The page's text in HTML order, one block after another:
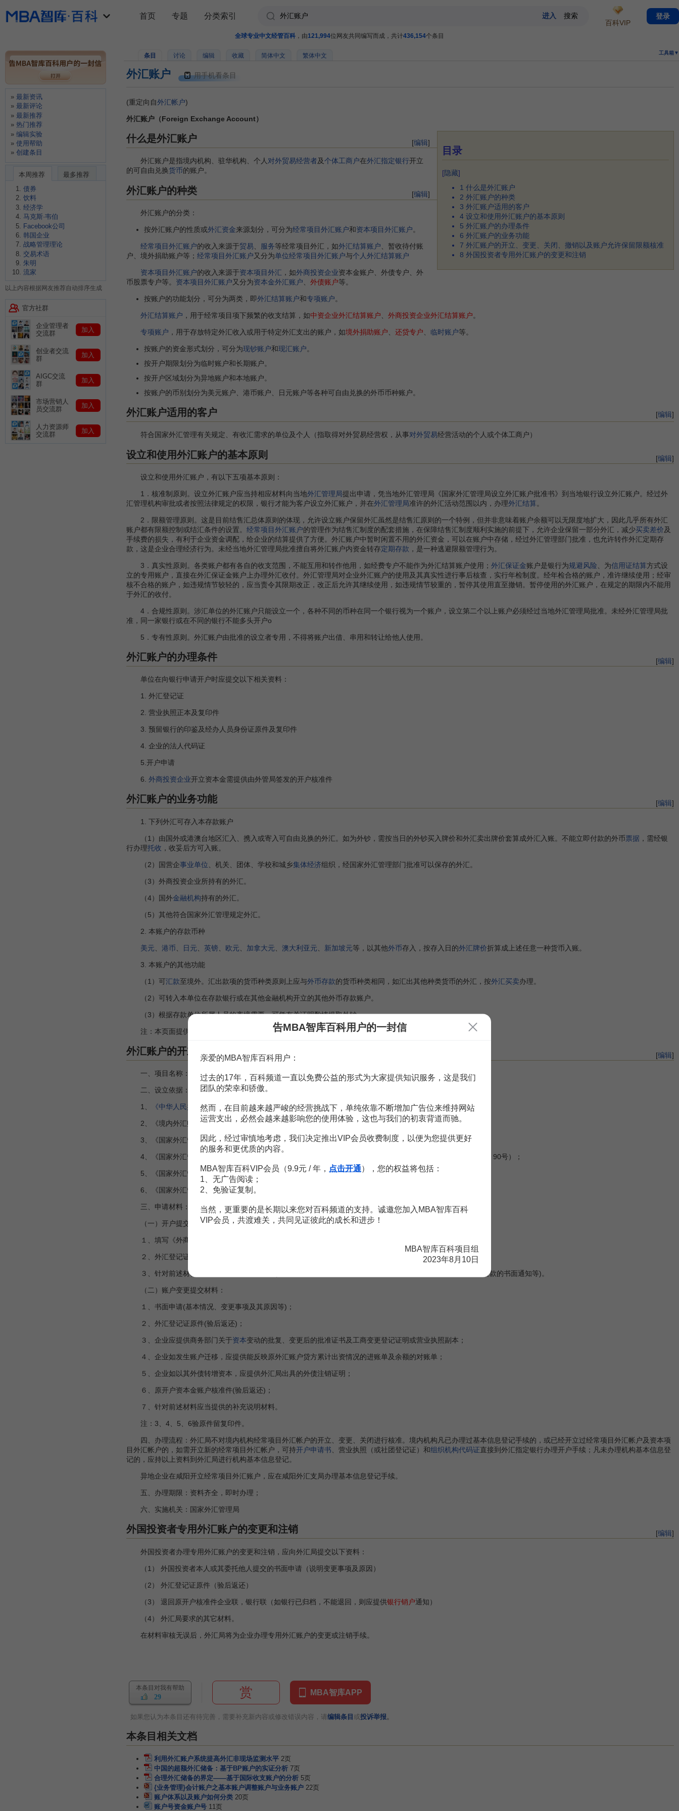
全球专业中文经管百科 ，由121,994位网友共同编写而成，共计436,154个条目
条目 讨论 编辑 收藏 简体中文 繁体中文 工具箱▼
外汇账户 用手机看条目
(重定向自外汇帐户)
外汇账户（Foreign Exchange Account）
目录
[隐藏]
1 什么是外汇账户
2 外汇账户的种类
3 外汇账户适用的客户
4 设立和使用外汇账户的基本原则
5 外汇账户的办理条件
6 外汇账户的业务功能
7 外汇账户的开立、变更、关闭、撤销以及账户允许保留限额核准
8 外国投资者专用外汇账户的变更和注销
[编辑]
什么是外汇账户
外汇账户是指境内机构、驻华机构、个人对外贸易经营者及个体工商户在外汇指定银行开立
的可自由兑换货币的账户。
[编辑]
外汇账户的种类
外汇账户的分类：
按外汇账户的性质或外汇资金来源划分，可分为经常项目外汇账户和资本项目外汇账户。
经常项目外汇账户的收入来源于贸易 服务等经常项目外汇，如外汇结算账户 、暂收待付账
户、境外捐助账户等； 经常项目外汇账户又分为单位经常项目外汇账户与个人外汇结算账户
资本项目外汇账户的收入来源于资本项目外汇 ，如外商投资企业资本金账户、外债专户、外
币股票专户等。 资本项目外汇账户又分为资本金外汇账户 外债账户等。
按账户的功能划分，可分为两类，即外汇结算账户和专项账户。
外汇结算账户 ，用于经常项目项下频繁的收支结算，如中资企业外汇结算账户 外商投资企业外汇结算账户。
专项账户 ，用于存放特定外汇收入或用于特定外汇支出的账户，如境外捐助账户 还贷专户 临时账户等。
按账户的资金形式划分，可分为现钞账户和现汇账户。
按开户期限划分为临时账户和长期账户。
按开户区域划分为异地账户和本地账户。
按账户的币别划分为美元账户、港币账户、日元账户等各种可自由兑换的外币币种账户。
[编辑]
外汇账户适用的客户
符合国家外汇管理有关规定、有收汇需求的单位及个人（指取得对外贸易经营权，从事对外贸易经营活动的个人或个体工商户）
[编辑]
设立和使用外汇账户的基本原则
设立和使用外汇账户，有以下五项基本原则：
1．核准制原则。设立外汇账户应当持相应材料向当地外汇管理局提出申请，凭当地外汇管理局《国家外汇管理局设立外汇账户批准书》到当地银行设立外汇账户。经过外
汇管理机构审批或者按照法律规定的权限，银行才能为客户设立外汇账户，并在外汇管理局准许的外汇活动范围以内，办理外汇结算。
2．限额管理原则。这是目前结售汇总体原则的体现，允许设立账户保留外汇虽然是结售汇原则的一个特例，但并非意味着账户余额可以无限度地扩大，因此几乎所有外汇
账户都有限额控制或结汇条件的设置。 经常项目外汇账户的管理作为结售汇制度的配套措施，在保障结售汇制度顺利实施的前提下，允许企业保留一部分外汇，减少买卖差价及
手续费的损失，有利于企业资金调配，给企业的结算提供了方便。外汇账户中暂时闲置不用的外汇资金，可以在账户中存储，经过外汇管理部门批准，也允许转作外汇定期存
款，这是企业合理经济行为。未经当地外汇管理局批准擅自将外汇账户内资金转存定期存款 ，是一种逃避限额管理行为。
3．真实性原则。各类账户都有各自的收支范围，不能互用和转作他用，如经费专户不能作为外汇结算账户使用； 外汇保证金账户是银行为规避风险 、为信用证结算方式设
立的专用账户，直接在外汇保证金账户上办理外汇收付。外汇管理局对企业外汇账户的使用及其真实性进行事后核查，实行年检制度。经年检合格的账户，准许继续使用；经审
核不合格的账户，如违规情节较轻的，应当责令其限期改正，改正后允许其继续使用，如违规情节较重的，暂停其使用直至撤销。暂停使用的外汇账户，在规定的期限内不能用
于外汇的收付。
4．合规性原则。涉汇单位的外汇账户只能设立一个，各种不同的币种在同一个银行视为一个账户，设立第二个以上账户必须经过当地外汇管理局批准。未经外汇管理局批
准，同一家银行或在不同的银行不能多头开户o
5．专有性原则。外汇账户由批准的设立者专用，不得将账户出借、串用和转让给他人使用。
[编辑]
外汇账户的办理条件
单位在向银行申请开户时应提交以下相关资料：
1. 外汇登记证
2. 营业执照正本及复印件
3. 预留银行的印鉴及经办人员身份证原件及复印件
4. 企业的法人代码证
5.开户申请
6. 外商投资企业开立资本金需提供由外管局签发的开户核准件
[编辑]
外汇账户的业务功能
1. 下列外汇可存入本存款账户
（1）由国外或港澳台地区汇入、携入或寄入可自由兑换的外汇。如为外钞，需按当日的外钞买入牌价和外汇卖出牌价套算成外汇入账。不能立即付款的外币票据 ，需经银
行办理托收 ，收妥后方可入账。
（2）国营企事业单位 、机关、团体、学校和城乡集体经济组织，经国家外汇管理部门批准可以保存的外汇。
（3）外商投资企业所持有的外汇。
（4）国外金融机构持有的外汇。
（5）其他符合国家外汇管理规定外汇。
2. 本账户的存款币种
美元 港币 日元 英镑 欧元 加拿大元 澳大利亚元 新加坡元等，以其他外币存入，按存入日的外汇牌价折算成上述任意一种货币入账。
3. 本账户的其他功能
（1）可汇款至境外。汇出款项的货币种类原则上应与外币存款的货币种类相同，如汇出其他种类货币的外汇，按外汇买卖办理。
（2）可转入本单位在存款银行或在其他金融机构开立的其他外币存款账户。
（3）根据存款单位所属人员的离境需要，可凭有关证明酌情提取外钞。
注：本页面提供信息仅供参考，具体以当地网点的公告与规定为准，最终解释权属中国工商银行
[编辑]
外汇账户的开立、变更、关闭、撤销以及账户允许保留限额核准
一、项目名称：外汇账户的开立、 变更、关闭、撤销以及账户允许保留限额核准
二、设立依据：
1、 《中华人民共和国外汇管理条例》（1996年国务院193号令）；
2、《境内外汇账户管理规定》(银发【1997】416号)；
3、《国家外汇管理局关于进一步调整经常项目外汇账户管理政策有关问题的通知》（汇发【2002】87号）；
4、《国家外汇管理局关于调整国际承包工程等项下经常项目外汇账户管理政策有关问题的通知》（汇发【2003】90号）；
5、《国家外汇管理局关于义乌市境外驻华商务机构外汇管理有关问题的批复》（汇复【2003】113号）；
6、《国家外汇管理局关于关于调整经常项目外汇管理政策的通知》（汇发【2006】19号）。
三、申请材料：
（一）开户提交材料：
１、填写《外商投资企业开立资本金账户申请书》；
２、外汇登记证原件(验后返还)；
３、针对前述材料应当提供的补充说明材料(如 、章程中关于资金到位进度的条款、投资方关于缴付投资款的书面通知等)。
（二）账户变更提交材料：
１、书面申请(基本情况、变更事项及其原因等)；
２、外汇登记证原件(验后返还)；
３、企业应提供商务部门关于资本变动的批复、变更后的批准证书及工商变更登记证明或营业执照副本；
４、企业如发生账户迁移，应提供能反映原外汇账户贷方累计出资情况的进账单及余额的对账单；
５、企业如以其外债转增资本，应提供外汇局出具的外债注销证明；
６、原开户资本金账户核准件(验后返还)；
７、针对前述材料应当提供的补充说明材料。
注：3、4、5、6验原件留复印件。
四、办理流程：外汇局不对境内机构经常项目外汇帐户的开立、变更、关闭进行核准。境内机构凡已办理过基本信息登记手续的，或已经开立过经常项目外汇帐户及资本项
目外汇帐户的，如需开立新的经常项目外汇帐户，可持开户申请书 、营业执照（或社团登记证）和组织机构代码证直接到外汇指定银行办理开户手续；凡未办理机构基本信息登
记的，应持以上资料到外汇局进行机构基本信息登记。
异地企业在咸阳开立经常项目外汇账户，应在咸阳外汇支局办理基本信息登记手续。
五、办理期限：资料齐全，即时办理；
六、实施机关：国家外汇管理局
[编辑]
外国投资者专用外汇账户的变更和注销
外国投资者办理专用外汇账户的变更和注销，应向外汇局提交以下资料：
（1） 外国投资者本人或其委托他人提交的书面申请（说明变更事项及原因）
（2） 外汇登记证原件（验后返还）
（3） 退回原开户核准件企业联，银行联（如银行已归档，不能退回，则应提供银行销户通知）
（4） 外汇局要求的其它材料。
在材料审核无误后，外汇局将为企业办理专用外汇账户的变更或注销手续。
本条目对我有帮助
29 赏 MBA智库APP
如果您认为本条目还有待完善，需要补充新内容或修改错误内容，请编辑条目 或投诉举报。
本条目相关文档
利用外汇账户系统提高外汇非现场监测水平 2页
中国的超额外汇储备：基于BP账户的实证分析 7页
合理外汇储备的界定——基于国际收支账户的分析 5页
{业务管理}会计账户之基本账户调整账户与业务账户 22页
账户体系以及账户如何分类 20页
账户号资金账户号 11页
首页 专题 分类索引
百科VIP
登录
最新资讯
最新评论
最新推荐
热门推荐
编辑实验
使用帮助
创建条目
本周推荐
最多推荐
债券
饮料
经济学
马克斯·韦伯
Facebook公司
韩国企业
战略管理理论
交易术语
朱明
流家
以上内容根据网友推荐自动排序生成
官方社群
企业管理者
交流群
加入
创业者交流
群
加入
AIGC交流
群
加入
市场营销人
员交流群
加入
人力资源师
交流群
加入
告MBA智库百科用户的一封信
亲爱的MBA智库百科用户：
过去的17年，百科频道一直以免费公益的形式为大家提供知识服务，这是我们
团队的荣幸和骄傲。
然而，在目前越来越严峻的经营挑战下，单纯依靠不断增加广告位来维持网站
运营支出，必然会越来越影响您的使用体验，这也与我们的初衷背道而驰。
因此，经过审慎地考虑，我们决定推出VIP会员收费制度，以便为您提供更好
的服务和更优质的内容。
MBA智库百科VIP会员（9.9元 / 年， 点击开通），您的权益将包括：
1、无广告阅读；
2、免验证复制。
当然，更重要的是长期以来您对百科频道的支持。诚邀您加入MBA智库百科
VIP会员，共渡难关，共同见证彼此的成长和进步！
MBA智库百科项目组
2023年8月10日